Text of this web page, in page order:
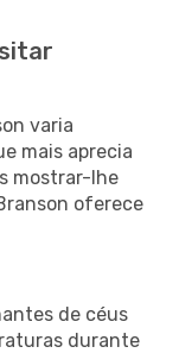
varia
mais aprecia
mostrar-lhe
oferece
de céus
durante